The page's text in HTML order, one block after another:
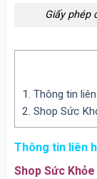
Giấy phép
1. Thông tin
2. Shop Sức
Thông tin liên
Shop Sức